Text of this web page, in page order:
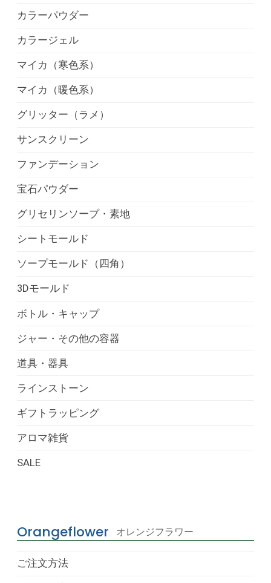
カラーパウダー
カラージェル
マイカ（寒色系）
マイカ（暖色系）
グリッター（ラメ）
サンスクリーン
ファンデーション
宝石パウダー
グリセリンソープ・素地
シートモールド
ソープモールド（四角）
3Dモールド
ボトル・キャップ
ジャー・その他の容器
道具・器具
ラインストーン
ギフトラッピング
アロマ雑貨
SALE
Orangeflower オレンジフラワー
ご注文方法